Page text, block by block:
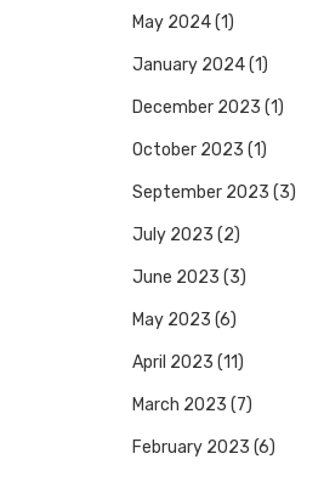
May 2024(1)
January 2024(1)
December 2023 (1)
October 2023 (1)
September 2023 (3)
July 2023 (2)
June 2023 (3)
May 2023 (6)
April 2023 (11)
March 2023 (7)
February 2023 (6)